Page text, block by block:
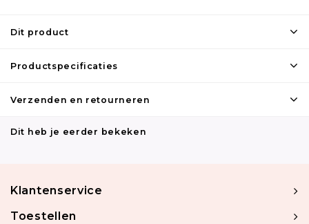
Dit product
Productspecificaties
Verzenden en retourneren
Dit heb je eerder bekeken
Klantenservice
Toestellen